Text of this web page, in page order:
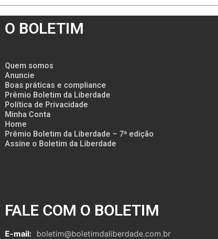
O BOLETIM
Quem somos
Anuncie
Boas práticas e compliance
Prêmio Boletim da Liberdade
Política de Privacidade
Minha Conta
Home
Prêmio Boletim da Liberdade – 7ª edição
Assine o Boletim da Liberdade
FALE COM O BOLETIM
E-mail: boletim@boletimdaliberdade.com.br